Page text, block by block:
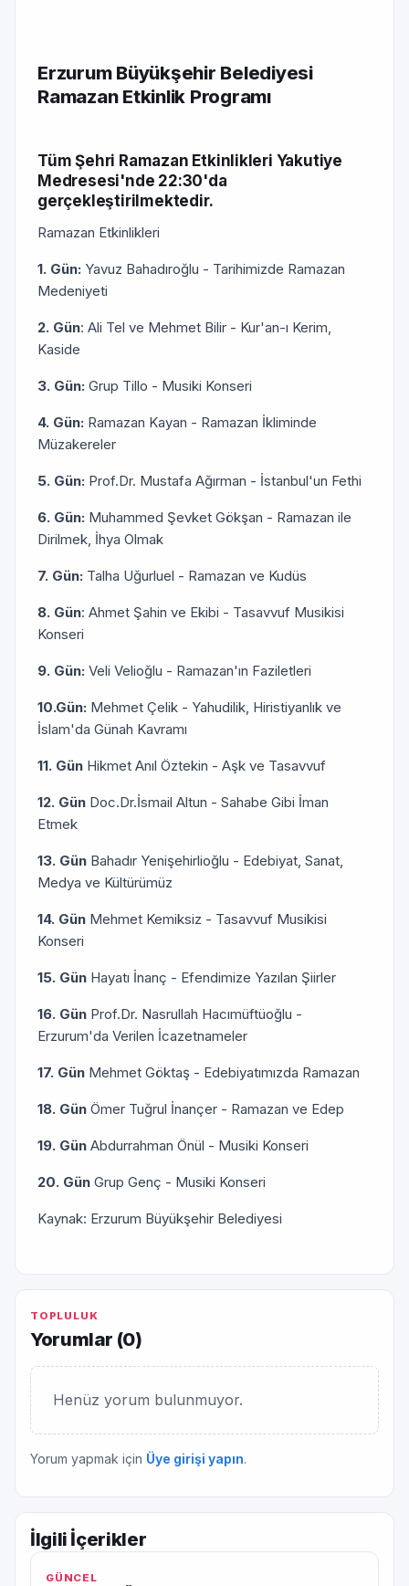
Erzurum Büyükşehir Belediyesi
Ramazan Etkinlik Programı
Tüm Şehri Ramazan Etkinlikleri Yakutiye
Medresesi'nde 22:30'da
gerçekleştirilmektedir.
Ramazan Etkinlikleri
1. Gün: Yavuz Bahadıroğlu - Tarihimizde Ramazan
Medeniyeti
2. Gün: Ali Tel ve Mehmet Bilir - Kur'an-ı Kerim,
Kaside
3. Gün: Grup Tillo - Musiki Konseri
4. Gün: Ramazan Kayan - Ramazan İkliminde
Müzakereler
5. Gün: Prof.Dr. Mustafa Ağırman - İstanbul'un Fethi
6. Gün: Muhammed Şevket Gökşan - Ramazan ile
Dirilmek, İhya Olmak
7. Gün: Talha Uğurluel - Ramazan ve Kudüs
8. Gün: Ahmet Şahin ve Ekibi - Tasavvuf Musikisi
Konseri
9. Gün: Veli Velioğlu - Ramazan'ın Faziletleri
10.Gün: Mehmet Çelik - Yahudilik, Hiristiyanlık ve
İslam'da Günah Kavramı
11. Gün Hikmet Anıl Öztekin - Aşk ve Tasavvuf
12. Gün Doc.Dr.İsmail Altun - Sahabe Gibi İman
Etmek
13. Gün Bahadır Yenişehirlioğlu - Edebiyat, Sanat,
Medya ve Kültürümüz
14. Gün Mehmet Kemiksiz - Tasavvuf Musikisi
Konseri
15. Gün Hayatı İnanç - Efendimize Yazılan Şiirler
16. Gün Prof.Dr. Nasrullah Hacımüftüoğlu -
Erzurum'da Verilen İcazetnameler
17. Gün Mehmet Göktaş - Edebiyatımızda Ramazan
18. Gün Ömer Tuğrul İnançer - Ramazan ve Edep
19. Gün Abdurrahman Önül - Musiki Konseri
20. Gün Grup Genç - Musiki Konseri
Kaynak: Erzurum Büyükşehir Belediyesi
TOPLULUK
Yorumlar (0)
Henüz yorum bulunmuyor.
Yorum yapmak için Üye girişi yapın.
İlgili İçerikler
GÜNCEL